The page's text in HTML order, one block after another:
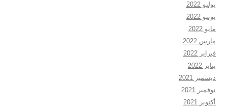
يوليو 2022
يونيو 2022
مايو 2022
مارس 2022
فبراير 2022
يناير 2022
ديسمبر 2021
نوفمبر 2021
أكتوبر 2021